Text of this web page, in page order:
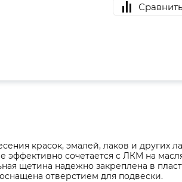
Сравнить
красок, эмалей, лаков и других
эффективно сочетается с ЛКМ на
щетина надежно закреплена в
отверстием для подвески.